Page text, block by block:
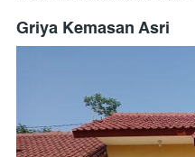
Griya Kemasan Asri